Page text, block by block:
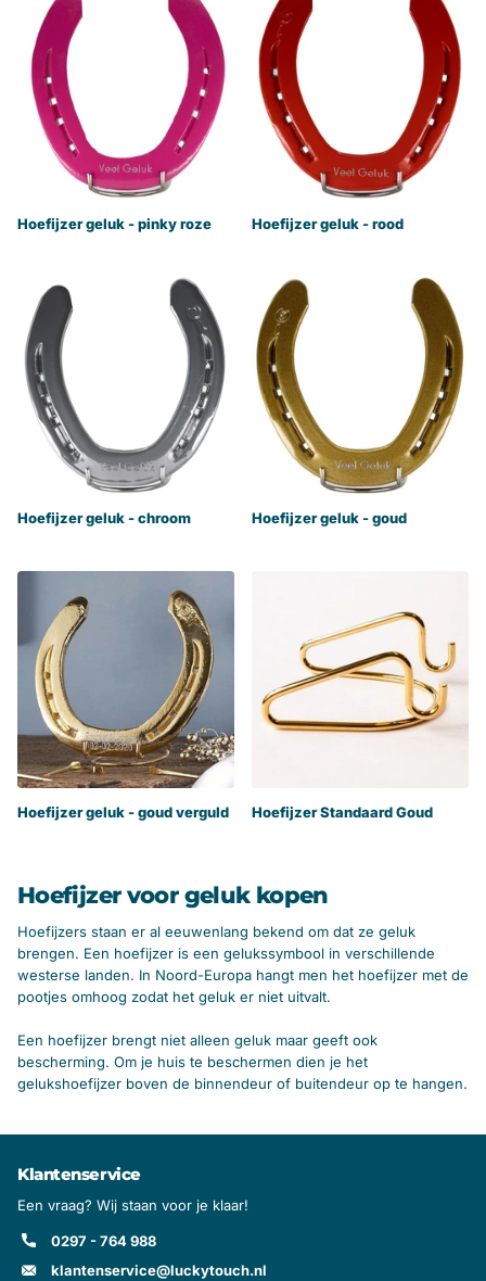
Hoefijzer geluk - pinky roze Hoefijzer geluk - rood
Hoefijzer geluk - chroom Hoefijzer geluk - goud
Hoefijzer geluk - goud verguld Hoefijzer Standaard Goud
Hoefijzer voor geluk kopen
Hoefijzers staan er al eeuwenlang bekend om dat ze geluk
brengen. Een hoefijzer is een gelukssymbool in verschillende
westerse landen. In Noord-Europa hangt men het hoefijzer met de
pootjes omhoog zodat het geluk er niet uitvalt.
Een hoefijzer brengt niet alleen geluk maar geeft ook
bescherming. Om je huis te beschermen dien je het
gelukshoefijzer boven de binnendeur of buitendeur op te hangen.
Klantenservice
Een vraag? Wij staan voor je klaar!
0297 - 764 988
klantenservice@luckytouch.nl